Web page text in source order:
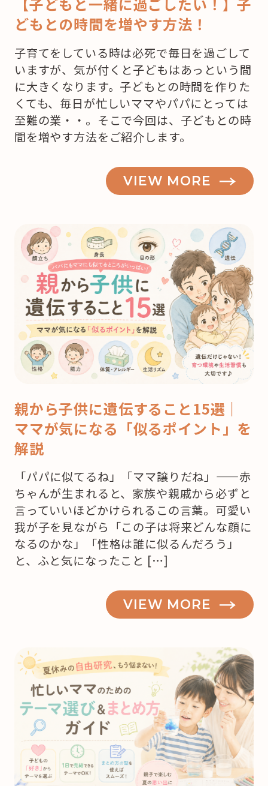
どもとの時間を増やす方法！
子育てをしている時は必死で毎日を過ごして
いますが、気が付くと子どもはあっという間
に大きくなります。子どもとの時間を作りた
くても、毎日が忙しいママやパパにとっては
至難の業・・。そこで今回は、子どもとの時
間を増やす方法をご紹介します。
VIEW MORE
親から子供に遺伝すること15選｜
ママが気になる「似るポイント」を
解説
「パパに似てるね」「ママ譲りだね」——赤
ちゃんが生まれると、家族や親戚から必ずと
言っていいほどかけられるこの言葉。可愛い
我が子を見ながら「この子は将来どんな顔に
なるのかな」「性格は誰に似るんだろう」
と、ふと気になったこと […]
VIEW MORE